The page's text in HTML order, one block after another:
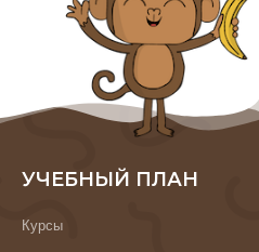
УЧЕБНЫЙ ПЛАН
Курсы